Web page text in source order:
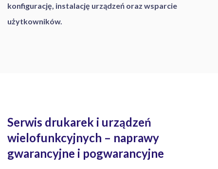
konfigurację, instalację urządzeń oraz wsparcie
użytkowników.
Serwis drukarek i urządzeń
wielofunkcyjnych – naprawy
gwarancyjne i pogwarancyjne